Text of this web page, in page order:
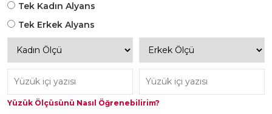
Tek Kadın Alyans
Tek Erkek Alyans
Yüzük Ölçüsünü Nasıl Öğrenebilirim?